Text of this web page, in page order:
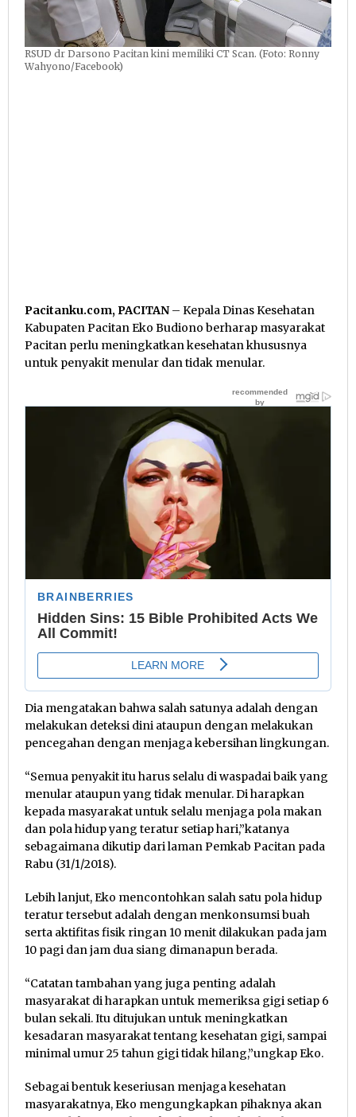
RSUD dr Darsono Pacitan kini memiliki CT Scan. (Foto: Ronny
Wahyono/Facebook)
Pacitanku.com, PACITAN – Kepala Dinas Kesehatan
Kabupaten Pacitan Eko Budiono berharap masyarakat
Pacitan perlu meningkatkan kesehatan khususnya
untuk penyakit menular dan tidak menular.
Dia mengatakan bahwa salah satunya adalah dengan
melakukan deteksi dini ataupun dengan melakukan
pencegahan dengan menjaga kebersihan lingkungan.
“Semua penyakit itu harus selalu di waspadai baik yang
menular ataupun yang tidak menular. Di harapkan
kepada masyarakat untuk selalu menjaga pola makan
dan pola hidup yang teratur setiap hari,”katanya
sebagaimana dikutip dari laman Pemkab Pacitan pada
Rabu (31/1/2018).
Lebih lanjut, Eko mencontohkan salah satu pola hidup
teratur tersebut adalah dengan menkonsumsi buah
serta aktifitas fisik ringan 10 menit dilakukan pada jam
10 pagi dan jam dua siang dimanapun berada.
“Catatan tambahan yang juga penting adalah
masyarakat di harapkan untuk memeriksa gigi setiap 6
bulan sekali. Itu ditujukan untuk meningkatkan
kesadaran masyarakat tentang kesehatan gigi, sampai
minimal umur 25 tahun gigi tidak hilang,”ungkap Eko.
Sebagai bentuk keseriusan menjaga kesehatan
masyarakatnya, Eko mengungkapkan pihaknya akan